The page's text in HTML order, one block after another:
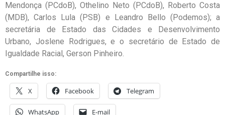
Mendonça (PCdoB), Othelino Neto (PCdoB), Roberto Costa
(MDB), Carlos Lula (PSB) e Leandro Bello (Podemos); a
secretária de Estado das Cidades e Desenvolvimento
Urbano, Joslene Rodrigues, e o secretário de Estado de
Igualdade Racial, Gerson Pinheiro.
Compartilhe isso:
X Facebook Telegram
WhatsApp E-mail